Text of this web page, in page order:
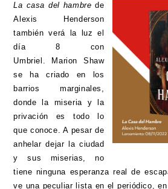
La casa del hambre de
Alexis Henderson
también verá la luz el
día 8 con
Umbriel. Marion Shaw
se ha criado en los
barrios marginales,
donde la miseria y la
privación es todo lo
que conoce. A pesar de
anhelar dejar la ciudad
y sus miserias, no
tiene ninguna esperanza real de
ve una peculiar lista en el periódico,